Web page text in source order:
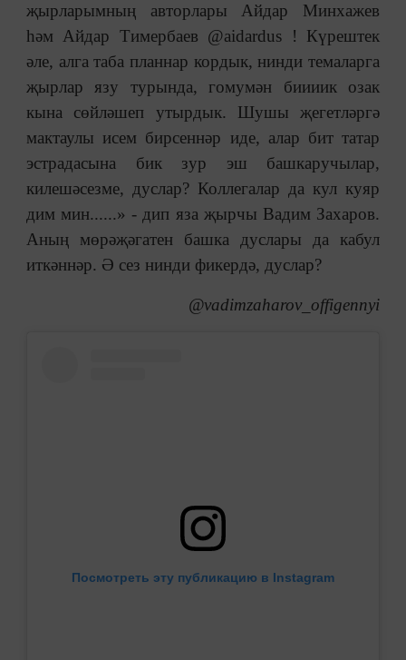
җырларымның авторлары Айдар Минхажев
һәм Айдар Тимербаев @aidardus ! Күрештек
әле, алга таба планнар кордык, нинди темаларга
җырлар язу турында, гомумән биииик озак
кына сөйләшеп утырдык. Шушы җегетләргә
мактаулы исем бирсеннәр иде, алар бит татар
эстрадасына бик зур эш башкаручылар,
килешәсезме, дуслар? Коллегалар да кул куяр
дим мин......» - дип яза җырчы Вадим Захаров.
Аның мөрәҗәгатен башка дуслары да кабул
иткәннәр. Ә сез нинди фикердә, дуслар?
@vadimzaharov_offigennyi
Посмотреть эту публикацию в Instagram